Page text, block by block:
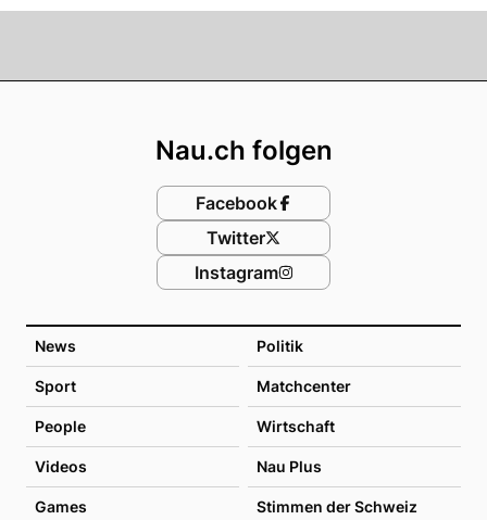
News Politik
Sport Matchcenter
People Wirtschaft
Videos Nau Plus
Games Stimmen der Schweiz
Nau.ch folgen
Facebook
Twitter
Instagram